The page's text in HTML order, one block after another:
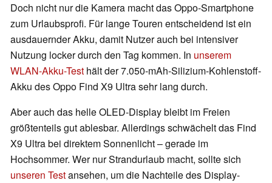
Doch nicht nur die Kamera macht das Oppo-Smartphone
zum Urlaubsprofi. Für lange Touren entscheidend ist ein
ausdauernder Akku, damit Nutzer auch bei intensiver
Nutzung locker durch den Tag kommen. In unserem
WLAN-Akku-Test hält der 7.050-mAh-Silizium-Kohlenstoff-
Akku des Oppo Find X9 Ultra sehr lang durch.
Aber auch das helle OLED-Display bleibt im Freien
größtenteils gut ablesbar. Allerdings schwächelt das Find
X9 Ultra bei direktem Sonnenlicht – gerade im
Hochsommer. Wer nur Strandurlaub macht, sollte sich
unseren Testansehen, um die Nachteile des Display-